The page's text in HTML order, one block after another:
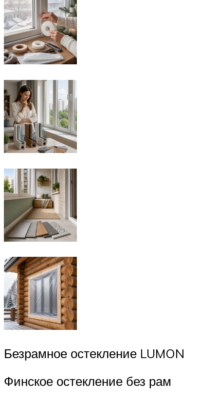
Безрамное остекление LUMON
Финское остекление без рам